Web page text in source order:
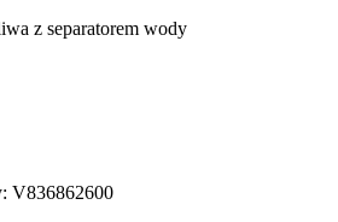
z separatorem wody
V836862600